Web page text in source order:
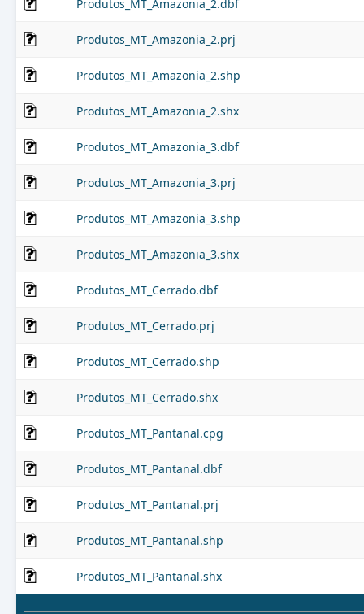
Produtos_MT_Amazonia_2.dbf
Produtos_MT_Amazonia_2.prj
Produtos_MT_Amazonia_2.shp
Produtos_MT_Amazonia_2.shx
Produtos_MT_Amazonia_3.dbf
Produtos_MT_Amazonia_3.prj
Produtos_MT_Amazonia_3.shp
Produtos_MT_Amazonia_3.shx
Produtos_MT_Cerrado.dbf
Produtos_MT_Cerrado.prj
Produtos_MT_Cerrado.shp
Produtos_MT_Cerrado.shx
Produtos_MT_Pantanal.cpg
Produtos_MT_Pantanal.dbf
Produtos_MT_Pantanal.prj
Produtos_MT_Pantanal.shp
Produtos_MT_Pantanal.shx